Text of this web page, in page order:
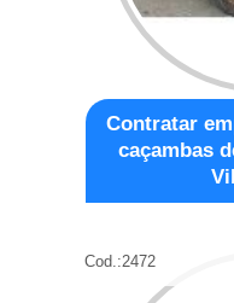
Contratar
caçambas
Cod.:2472